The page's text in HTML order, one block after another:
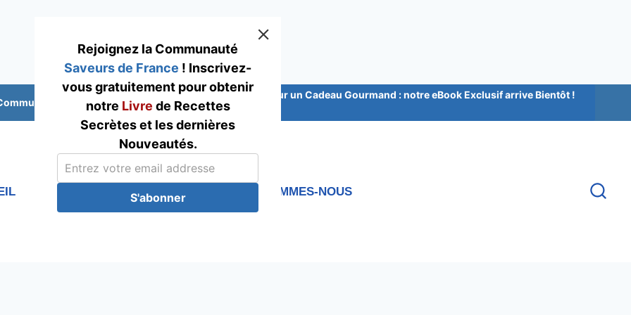
Saveurs France
Abonnez-vous pour un Cadeau Gourmand : notre eBook Exclusif arrive Bientôt !
QUI SOMMES-NOUS
Rejoignez la Communauté
Saveurs de France ! Inscrivez-
vous gratuitement pour obtenir
notre Livre de Recettes
Secrètes et les dernières
Nouveautés.
S'abonner